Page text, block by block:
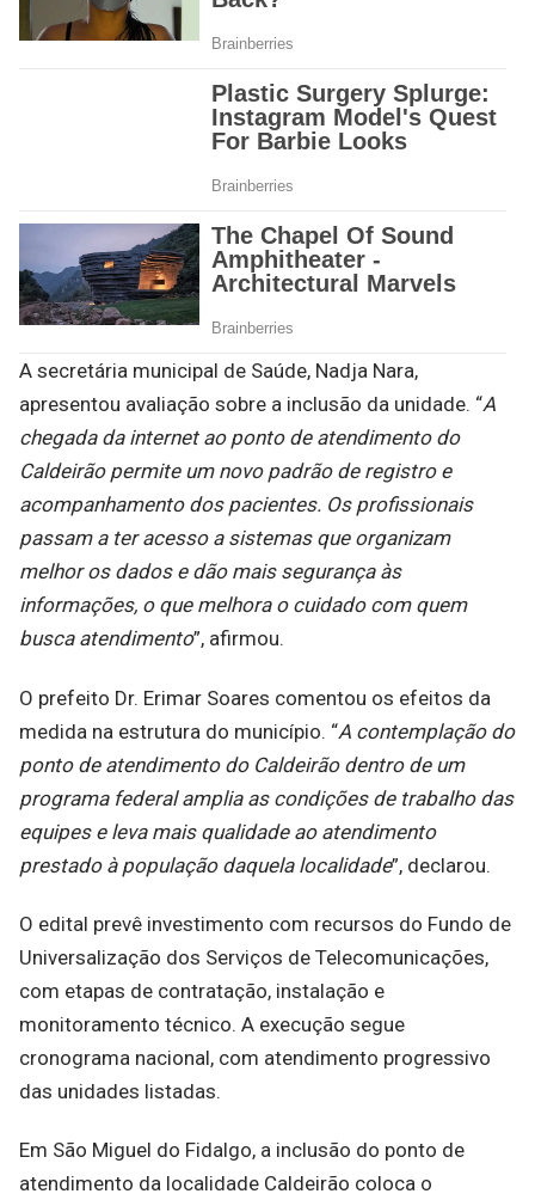
A secretária municipal de Saúde, Nadja Nara,
apresentou avaliação sobre a inclusão da unidade. “A
chegada da internet ao ponto de atendimento do
Caldeirão permite um novo padrão de registro e
acompanhamento dos pacientes. Os profissionais
passam a ter acesso a sistemas que organizam
melhor os dados e dão mais segurança às
informações, o que melhora o cuidado com quem
busca atendimento”, afirmou.
O prefeito Dr. Erimar Soares comentou os efeitos da
medida na estrutura do município. “A contemplação do
ponto de atendimento do Caldeirão dentro de um
programa federal amplia as condições de trabalho das
equipes e leva mais qualidade ao atendimento
prestado à população daquela localidade”, declarou.
O edital prevê investimento com recursos do Fundo de
Universalização dos Serviços de Telecomunicações,
com etapas de contratação, instalação e
monitoramento técnico. A execução segue
cronograma nacional, com atendimento progressivo
das unidades listadas.
Em São Miguel do Fidalgo, a inclusão do ponto de
atendimento da localidade Caldeirão coloca o